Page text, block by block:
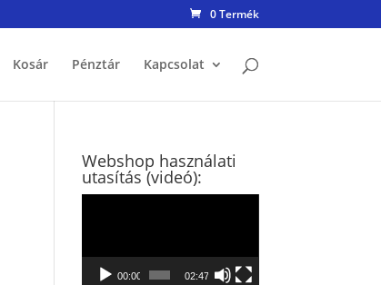
0 Termék
Kosár Pénztár Kapcsolat
Webshop használati
utasítás (videó):
00:00 02:47